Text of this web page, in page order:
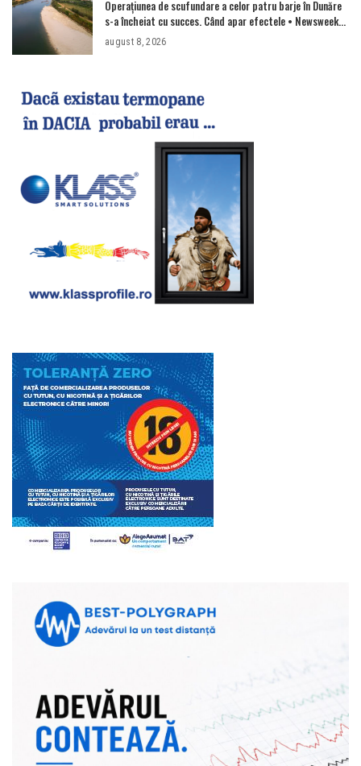
Operațiunea de scufundare a celor patru barje în Dunăre
s-a încheiat cu succes. Când apar efectele • Newsweek
România
august 8, 2026